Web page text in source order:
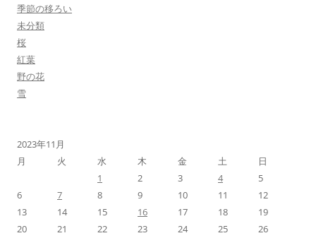
季節の移ろい
未分類
桜
紅葉
野の花
雪
2023年11月
月
火 水 木 金 土
日
1
2 3 4
5
6
7 8 9 10 11
12
13
14 15 16 17 18
19
20
21 22 23 24 25
26